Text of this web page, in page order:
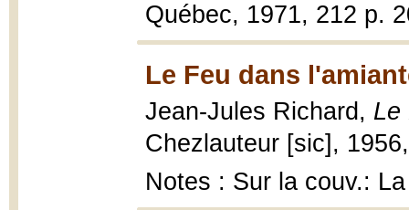
Québec, 1971, 212 p.
Le Feu dans
Jean-Jules Richard, Le
Chezlauteur [sic],
Notes : Sur la couv.: